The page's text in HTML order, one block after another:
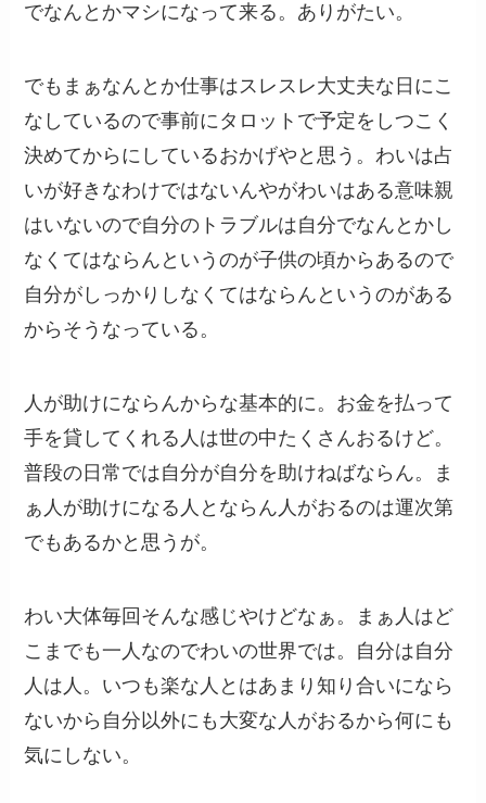
でなんとかマシになって来る。ありがたい。
でもまぁなんとか仕事はスレスレ大丈夫な日にこ
なしているので事前にタロットで予定をしつこく
決めてからにしているおかげやと思う。わいは占
いが好きなわけではないんやがわいはある意味親
はいないので自分のトラブルは自分でなんとかし
なくてはならんというのが子供の頃からあるので
自分がしっかりしなくてはならんというのがある
からそうなっている。
人が助けにならんからな基本的に。お金を払って
手を貸してくれる人は世の中たくさんおるけど。
普段の日常では自分が自分を助けねばならん。ま
ぁ人が助けになる人とならん人がおるのは運次第
でもあるかと思うが。
わい大体毎回そんな感じやけどなぁ。まぁ人はど
こまでも一人なのでわいの世界では。自分は自分
人は人。いつも楽な人とはあまり知り合いになら
ないから自分以外にも大変な人がおるから何にも
気にしない。